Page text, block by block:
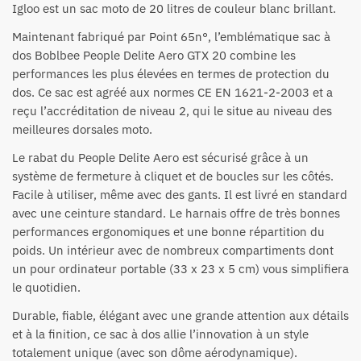
Igloo est un sac moto de 20 litres de couleur blanc brillant.
Maintenant fabriqué par Point 65n°, l’emblématique sac à
dos Boblbee People Delite Aero GTX 20 combine les
performances les plus élevées en termes de protection du
dos. Ce sac est agréé aux normes CE EN 1621-2-2003 et a
reçu l’accréditation de niveau 2, qui le situe au niveau des
meilleures dorsales moto.
Le rabat du People Delite Aero est sécurisé grâce à un
système de fermeture à cliquet et de boucles sur les côtés.
Facile à utiliser, même avec des gants. Il est livré en standard
avec une ceinture standard. Le harnais offre de très bonnes
performances ergonomiques et une bonne répartition du
poids. Un intérieur avec de nombreux compartiments dont
un pour ordinateur portable (33 x 23 x 5 cm) vous simplifiera
le quotidien.
Durable, fiable, élégant avec une grande attention aux détails
et à la finition, ce sac à dos allie l’innovation à un style
totalement unique (avec son dôme aérodynamique).